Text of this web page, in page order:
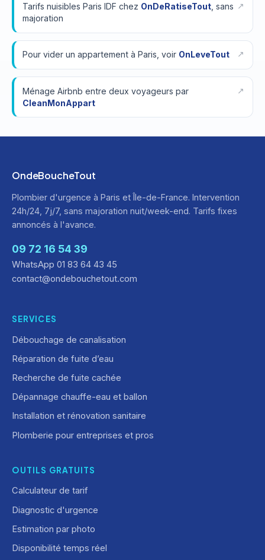
Tarifs nuisibles Paris IDF chez OnDeRatiseTout, sans
majoration
Pour vider un appartement à Paris, voir OnLeveTout
Ménage Airbnb entre deux voyageurs par
CleanMonAppart
OndeBoucheTout
Plombier d'urgence à Paris et Île-de-France. Intervention
24h/24, 7j/7, sans majoration nuit/week-end. Tarifs fixes
annoncés à l'avance.
09 72 16 54 39
WhatsApp 01 83 64 43 45
contact@ondebouchetout.com
SERVICES
Débouchage de canalisation
Réparation de fuite d’eau
Recherche de fuite cachée
Dépannage chauffe-eau et ballon
Installation et rénovation sanitaire
Plomberie pour entreprises et pros
OUTILS GRATUITS
Calculateur de tarif
Diagnostic d'urgence
Estimation par photo
Disponibilité temps réel